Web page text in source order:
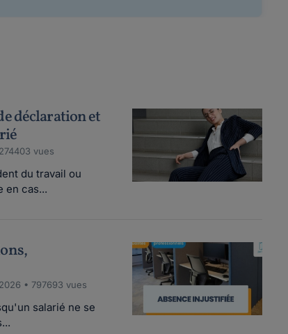
déclaration et
vues
du travail ou
en cas...
• 797693 vues
salarié ne se